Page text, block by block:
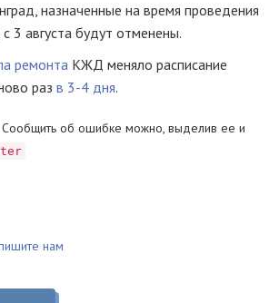
назначенные на время проведения
3 августа будут отменены.
ремонта КЖД меняло расписание
раз в 3-4 дня.
об ошибке можно, выделив ее и
нам